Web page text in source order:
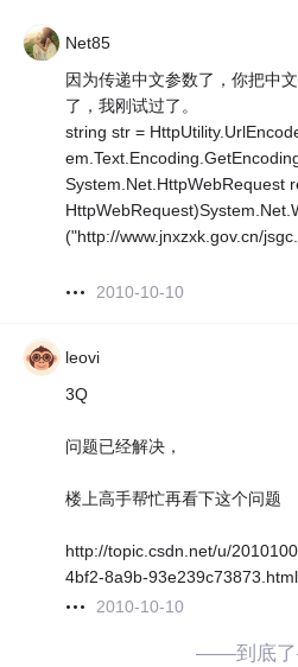
Net85
因为传递中文参数了，你把中
了，我刚试过了。
string str =
System.Net.HttpWebRequest
("http://www.jnxzxk.gov.cn/
2010-10-10
leovi
3Q
问题已经解决，
楼上高手帮忙再看下这个问题
http://topic.csdn.net/u/
4bf2-8a9b-93e239c73873.html
2010-10-10
——到底